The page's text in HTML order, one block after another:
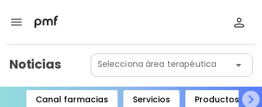
menu
Noticias Selecciona área terapéutica arrow_drop_down
Canal farmacias Servicios
Productos